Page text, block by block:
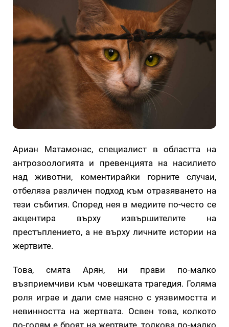
Ариан Матамонас, специалист в областта на
антрозоологията и превенцията на насилието
над животни, коментирайки горните случаи,
отбеляза различен подход към отразяването на
тези събития. Според нея в медиите по-често се
акцентира върху извършителите на
престъплението, а не върху личните истории на
жертвите.
Това, смята Арян, ни прави по-малко
възприемчиви към човешката трагедия. Голяма
роля играе и дали сме наясно с уязвимостта и
невинността на жертвата. Освен това, колкото
по-голям е броят на жертвите, толкова по-малко